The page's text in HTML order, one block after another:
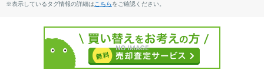
※表示しているタグ情報の詳細は こちらをご確認ください。